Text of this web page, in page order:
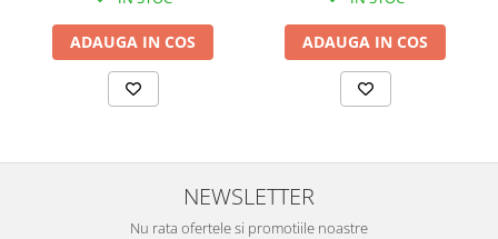
ADAUGA IN COS ADAUGA IN COS
NEWSLETTER
Nu rata ofertele si promotiile noastre